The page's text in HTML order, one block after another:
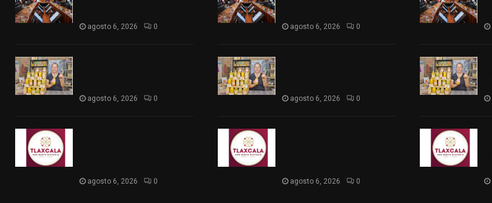
agosto 6, 2026 0
agosto 6, 2026 0
agosto 6, 2026 0
agosto 6, 2026 0
agosto 6, 2026 0
agosto 6, 2026 0